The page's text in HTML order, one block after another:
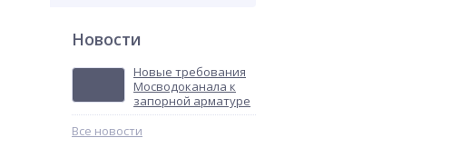
Новости
Новые требования
Мосводоканала к
запорной арматуре
Все новости